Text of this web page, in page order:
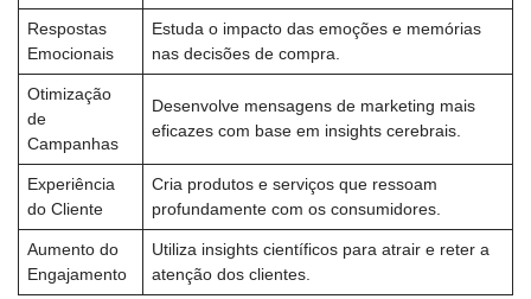
Respostas
Emocionais
Estuda o impacto das emoções e memórias
nas decisões de compra.
Otimização
de
Campanhas
Desenvolve mensagens de marketing mais
eficazes com base em insights cerebrais.
Experiência
do Cliente
Cria produtos e serviços que ressoam
profundamente com os consumidores.
Aumento do
Engajamento
Utiliza insights científicos para atrair e reter a
atenção dos clientes.